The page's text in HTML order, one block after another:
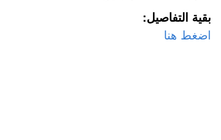
بقية التفاصيل:
اضغط هنا